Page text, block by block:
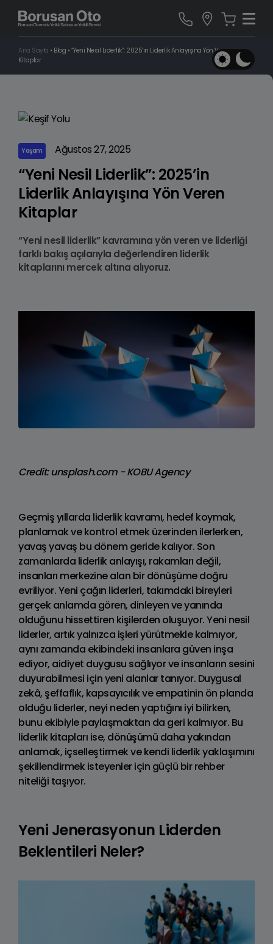
Ana Sayfa • Blog • “Yeni Nesil Liderlik”: 2025’in Liderlik Anlayışına Yön Veren
Kitaplar
Yaşam Ağustos 27, 2025
“Yeni Nesil Liderlik”: 2025’in
Liderlik Anlayışına Yön Veren
Kitaplar
“Yeni nesil liderlik” kavramına yön veren ve liderliği
farklı bakış açılarıyla değerlendiren liderlik
kitaplarını mercek altına alıyoruz.
Credit: unsplash.com - KOBU Agency
Geçmiş yıllarda liderlik kavramı, hedef koymak,
planlamak ve kontrol etmek üzerinden ilerlerken,
yavaş yavaş bu dönem geride kalıyor. Son
zamanlarda liderlik anlayışı, rakamları değil,
insanları merkezine alan bir dönüşüme doğru
evriliyor. Yeni çağın liderleri, takımdaki bireyleri
gerçek anlamda gören, dinleyen ve yanında
olduğunu hissettiren kişilerden oluşuyor. Yeni nesil
liderler, artık yalnızca işleri yürütmekle kalmıyor,
aynı zamanda ekibindeki insanlara güven inşa
ediyor, aidiyet duygusu sağlıyor ve insanların sesini
duyurabilmesi için yeni alanlar tanıyor. Duygusal
zekâ, şeffaflık, kapsayıcılık ve empatinin ön planda
olduğu liderler, neyi neden yaptığını iyi bilirken,
bunu ekibiyle paylaşmaktan da geri kalmıyor. Bu
liderlik kitapları ise, dönüşümü daha yakından
anlamak, içselleştirmek ve kendi liderlik yaklaşımını
şekillendirmek isteyenler için güçlü bir rehber
niteliği taşıyor.
Yeni Jenerasyonun Liderden
Beklentileri Neler?